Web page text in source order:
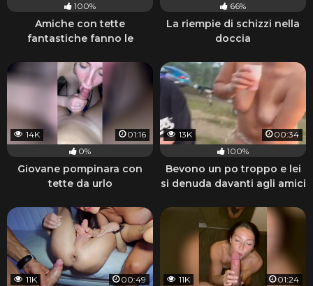
100%
Amiche con tette
fantastiche fanno le
66%
La riempie di schizzi nella
doccia
14K
01:16
0%
Giovane pompinara con
tette da urlo
13K
00:34
100%
Bevono un po troppo e lei
si denuda davanti agli amici
11K
00:49
11K
01:24